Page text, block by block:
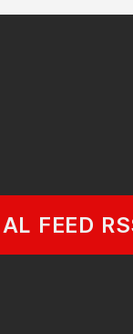
FEED